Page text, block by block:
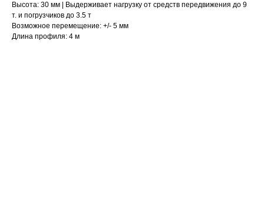
Высота: 30 мм | Выдерживает нагрузку от средств передвижения до 9
т. и погрузчиков до 3.5 т
Возможное перемещение: +/- 5 мм
Длина профиля: 4 м